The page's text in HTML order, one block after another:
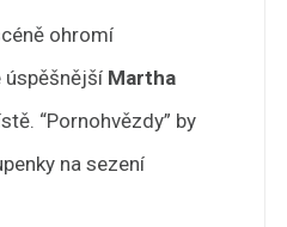
ohromí
úspěšnější Martha
“Pornohvězdy” by
na sezení